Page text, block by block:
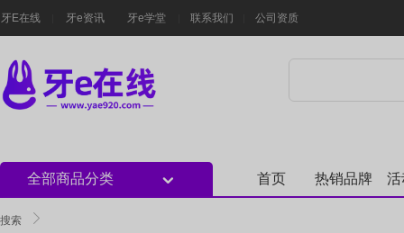
牙E在线 牙e资讯 牙e学堂 联系我们 公司资质
全部商品分类 首页 热销品牌 活
搜索